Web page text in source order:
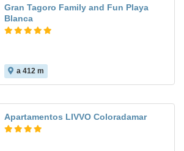
Gran Tagoro Family and Fun Playa
Blanca
a 412 m
Apartamentos LIVVO Coloradamar